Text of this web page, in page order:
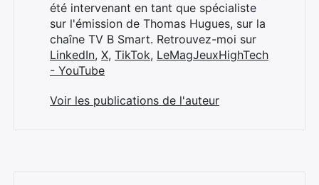
été intervenant en tant que spécialiste
sur l'émission de Thomas Hugues, sur la
chaîne TV B Smart. Retrouvez-moi sur
LinkedIn, X, TikTok, LeMagJeuxHighTech
- YouTube
Voir les publications de l'auteur